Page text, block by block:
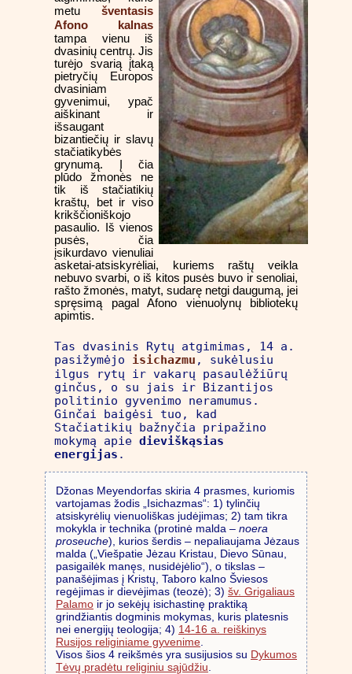
metu šventasis
Afono kalnas
tampa vienu iš
dvasinių centrų. Jis
turėjo svarią įtaką
pietryčių Europos
dvasiniam
gyvenimui, ypač
aiškinant ir
išsaugant
bizantiečių ir slavų
stačiatikybės
grynumą. Į čia
plūdo žmonės ne
tik iš stačiatikių
kraštų, bet ir viso
krikščioniškojo
pasaulio. Iš vienos
pusės, čia
įsikurdavo vienuliai
asketai-atsiskyrėliai, kuriems raštų veikla
nebuvo svarbi, o iš kitos pusės buvo ir senoliai,
rašto žmonės, matyt, sudarę netgi daugumą, jei
spręsimą pagal Afono vienuolynų bibliotekų
apimtis.
Tas dvasinis Rytų atgimimas, 14 a.
pasižymėjo isichazmu , sukėlusiu
ilgus rytų ir vakarų pasaulėžiūrų
ginčus, o su jais ir Bizantijos
politinio gyvenimo neramumus.
Ginčai baigėsi tuo, kad
Stačiatikių bažnyčia pripažino
mokymą apie dieviškąsias
energijas .
Džonas Meyendorfas skiria 4 prasmes, kuriomis
vartojamas žodis „Isichazmas“: 1) tylinčių
atsiskyrėlių vienuoliškas judėjimas; 2) tam tikra
mokykla ir technika (protinė malda – noera
proseuche), kurios šerdis – nepaliaujama Jėzaus
malda („Viešpatie Jėzau Kristau, Dievo Sūnau,
pasigailėk manęs, nusidėjėlio“), o tikslas –
panašėjimas į Kristų, Taboro kalno Šviesos
regėjimas ir dievėjimas (teozė); 3) šv. Grigaliaus
Palamo ir jo sekėjų isichastinę praktiką
grindžiantis dogminis mokymas, kuris platesnis
nei energijų teologija; 4) 14-16 a. reiškinys
Rusijos religiniame gyvenime
Visos šios 4 reikšmės yra susijusios su Dykumos
Tėvų pradėtu religiniu sąjūdžiu